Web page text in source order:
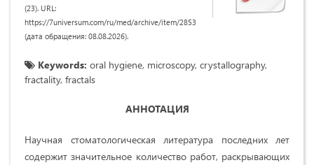
(23). URL:
https://7universum.com/ru/med/archive/item/2853
(дата обращения: 08.08.2026).
Keywords: oral hygiene, microscopy, crystallography,
fractality, fractals
АННОТАЦИЯ
Научная стоматологическая литература последних лет
содержит значительное количество работ, раскрывающих